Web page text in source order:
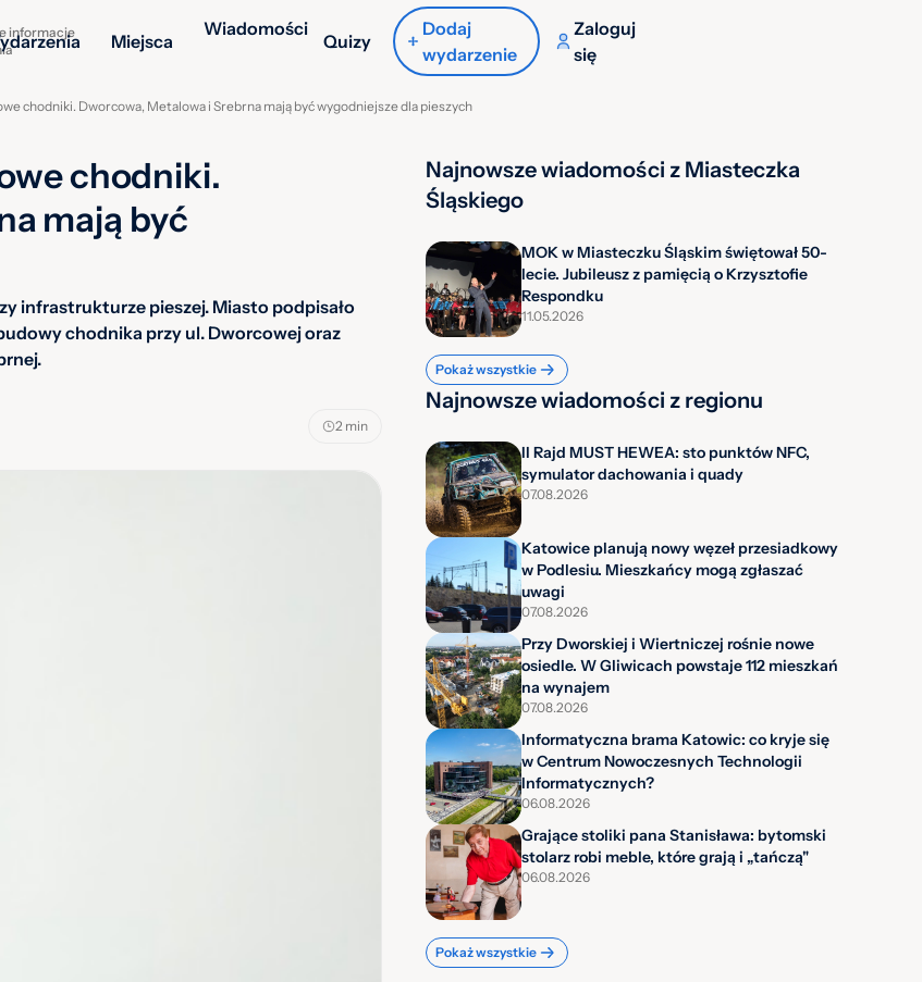
informacje
Miejsca
Wiadomości
Quizy
Dodaj
wydarzenie
Zaloguj
się
chodniki. Dworcowa, Metalowa i Srebrna mają być wygodniejsze dla pieszych
chodniki.
mają być
infrastrukturze pieszej. Miasto podpisało
chodnika przy ul. Dworcowej oraz
2 min
Najnowsze wiadomości z Miasteczka
Śląskiego
MOK w Miasteczku Śląskim świętował 50-
lecie. Jubileusz z pamięcią o Krzysztofie
Respondku
11.05.2026
Pokaż wszystkie
Najnowsze wiadomości z regionu
II Rajd MUST HEWEA: sto punktów NFC,
symulator dachowania i quady
07.08.2026
Katowice planują nowy węzeł przesiadkowy
w Podlesiu. Mieszkańcy mogą zgłaszać
uwagi
07.08.2026
Przy Dworskiej i Wiertniczej rośnie nowe
osiedle. W Gliwicach powstaje 112 mieszkań
na wynajem
07.08.2026
Informatyczna brama Katowic: co kryje się
w Centrum Nowoczesnych Technologii
Informatycznych?
06.08.2026
Grające stoliki pana Stanisława: bytomski
stolarz robi meble, które grają i „tańczą"
06.08.2026
Pokaż wszystkie